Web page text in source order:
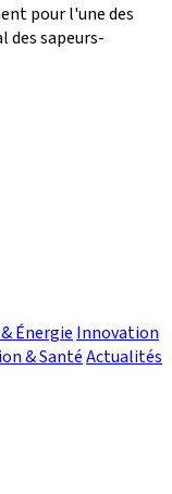
pour l'une des
des sapeurs-
Énergie Innovation
& SantéActualités